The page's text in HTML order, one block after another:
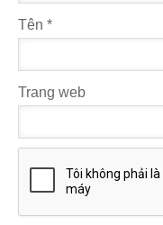
Tên *
Trang web